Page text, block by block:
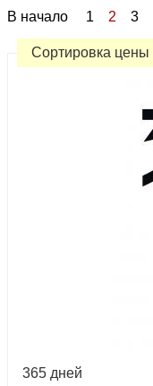
Библейские
В начало 1 2 3
Сортировка цены
365 дней